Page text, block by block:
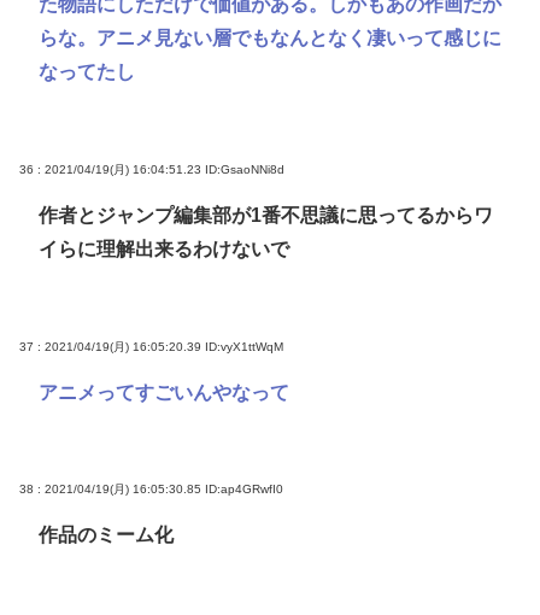
た物語にしただけで価値がある。しかもあの作画だか
らな。アニメ見ない層でもなんとなく凄いって感じに
なってたし
36 : 2021/04/19(月) 16:04:51.23 ID:GsaoNNi8d
作者とジャンプ編集部が1番不思議に思ってるからワ
イらに理解出来るわけないで
37 : 2021/04/19(月) 16:05:20.39 ID:vyX1ttWqM
アニメってすごいんやなって
38 : 2021/04/19(月) 16:05:30.85 ID:ap4GRwfI0
作品のミーム化